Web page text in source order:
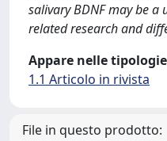
salivary BDNF may be
related research and
Appare nelle
1.1 Articolo in rivista
File in questo prodotto: